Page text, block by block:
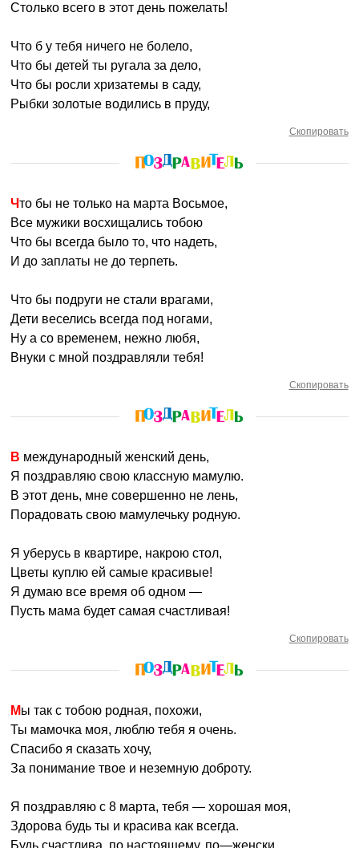
Столько всего в этот день пожелать!
Что б у тебя ничего не болело,
Что бы детей ты ругала за дело,
Что бы росли хризатемы в саду,
Рыбки золотые водились в пруду,
Скопировать
Что бы не только на марта Восьмое,
Все мужики восхищались тобою
Что бы всегда было то, что надеть,
И до заплаты не до терпеть.
Что бы подруги не стали врагами,
Дети веселись всегда под ногами,
Ну а со временем, нежно любя,
Внуки с мной поздравляли тебя!
Скопировать
В международный женский день,
Я поздравляю свою классную мамулю.
В этот день, мне совершенно не лень,
Порадовать свою мамулечьку родную.
Я уберусь в квартире, накрою стол,
Цветы куплю ей самые красивые!
Я думаю все время об одном —
Пусть мама будет самая счастливая!
Скопировать
Мы так с тобою родная, похожи,
Ты мамочка моя, люблю тебя я очень.
Спасибо я сказать хочу,
За понимание твое и неземную доброту.
Я поздравляю с 8 марта, тебя — хорошая моя,
Здорова будь ты и красива как всегда.
Будь счастлива, по настоящему, по—женски,